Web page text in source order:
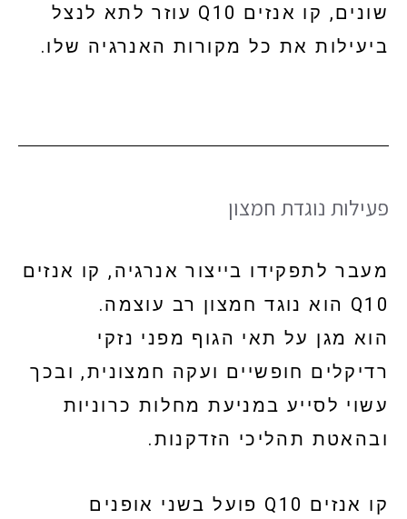
שונים, קו אנזים Q10 עוזר לתא לנצל
ביעילות את כל מקורות האנרגיה שלו.
פעילות נוגדת חמצון
מעבר לתפקידו בייצור אנרגיה, קו אנזים
Q10 הוא נוגד חמצון רב עוצמה.
הוא מגן על תאי הגוף מפני נזקי
רדיקלים חופשיים ועקה חמצונית, ובכך
עשוי לסייע במניעת מחלות כרוניות
ובהאטת תהליכי הזדקנות.
קו אנזים Q10 פועל בשני אופנים